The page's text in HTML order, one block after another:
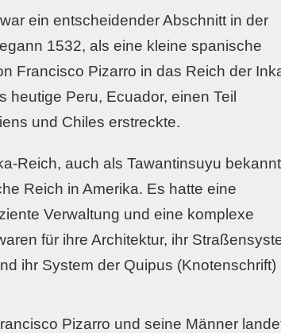
ein entscheidender Abschnitt in der
1532, als eine kleine spanische
Francisco Pizarro in das Reich der
Peru, Ecuador, einen Teil
und Chiles erstreckte.
Reich, auch als Tawantinsuyu
Reich in Amerika. Es hatte eine
Verwaltung und eine komplexe
für ihre Architektur, ihr
ihr System der Quipus (Knotenschrift)
Pizarro und seine Männer